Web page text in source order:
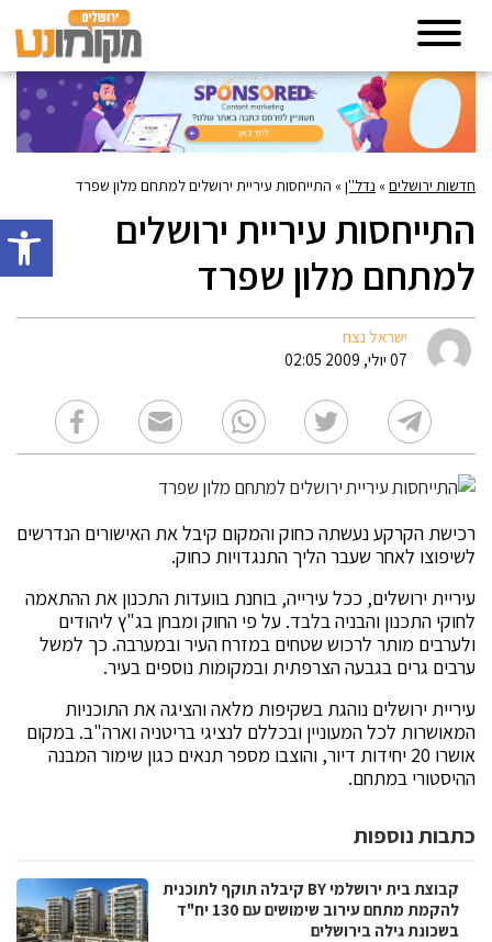
פתח
חדשות ירושלים» נדל''ן» התייחסות עיריית ירושלים למתחם מלון שפרד
התייחסות עיריית ירושלים
למתחם מלון שפרד
ישראל נצח
07 יולי, 2009 02:05
רכישת הקרקע נעשתה כחוק והמקום קיבל את האישורים הנדרשים
לשיפוצו לאחר שעבר הליך התנגדויות כחוק.
עיריית ירושלים, ככל עירייה, בוחנת בוועדות התכנון את ההתאמה
לחוקי התכנון והבניה בלבד. על פי החוק ומבחן בג"ץ ליהודים
ולערבים מותר לרכוש שטחים במזרח העיר ובמערבה. כך למשל
ערבים גרים בגבעה הצרפתית ובמקומות נוספים בעיר.
עיריית ירושלים נוהגת בשקיפות מלאה והציגה את התוכניות
המאושרות לכל המעוניין ובכללם לנציגי בריטניה וארה"ב. במקום
אושרו 20 יחידות דיור, והוצבו מספר תנאים כגון שימור המבנה
ההיסטורי במתחם.
כתבות נוספות
קבוצת בית ירושלמי BY קיבלה תוקף לתוכנית
להקמת מתחם עירוב שימושים עם 130 יח"ד
בשכונת גילה בירושלים